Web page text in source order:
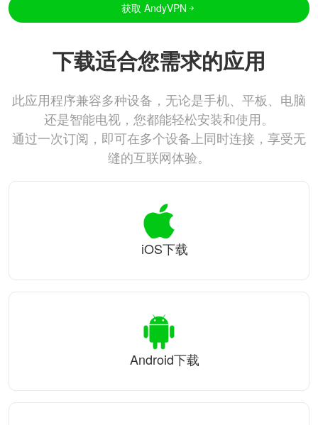
获取 AndyVPN
下载适合您需求的应用
此应用程序兼容多种设备，无论是手机、平板、电脑
还是智能电视，您都能轻松安装和使用。
通过一次订阅，即可在多个设备上同时连接，享受无
缝的互联网体验。
iOS下载
Android下载